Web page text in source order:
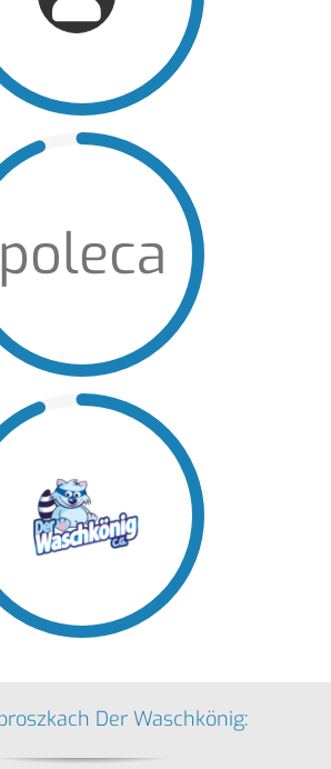
poleca
Der Waschkönig: